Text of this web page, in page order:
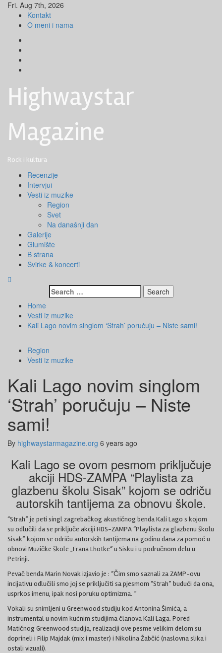
Skip
content
Fri. Aug 7th, 2026
Kontakt
O meni i nama
Highwaystar
Magazine
Rock i kultura
Primary
Menu
Recenzije
Intervjui
Vesti iz muzike
Region
Svet
Na današnji dan
Galerije
Glumište
B strana
Svirke & koncerti
Search
for:
Home
Vesti iz muzike
Kali Lago novim singlom ‘Strah’ poručuju – Niste sami!
Region
Vesti iz muzike
Kali Lago novim singlom
‘Strah’ poručuju – Niste
sami!
By highwaystarmagazine.org 6 years ago
Kali Lago se ovom pesmom priključuje
akciji HDS-ZAMPA “Playlista za
glazbenu školu Sisak” kojom se odriču
autorskih tantijema za obnovu škole.
“Strah” je peti singl zagrebačkog akustičnog benda Kali Lago s kojom
su odlučili da se priključe akciji HDS-ZAMPA “Playlista za glazbenu školu
Sisak” kojom se odriču autorskih tantijema na godinu dana za pomoć u
obnovi Muzičke škole „Frana Lhotke“ u Sisku i u područnom delu u
Petrinji.
Pevač benda Marin Novak izjavio je : “Čim smo saznali za ZAMP-ovu
incijativu odlučili smo joj se priključiti sa pjesmom “Strah” budući da ona,
usprkos imenu, ipak nosi poruku optimizma. ”
Vokali su snimljeni u Greenwood studiju kod Antonina Šimića, a
instrumental u novim kućnim studijima članova Kali Laga. Pored
Matičnog Greenwood studija, realizaciji ove pesme velikim delom su
doprineli i Filip Majdak (mix i master) i Nikolina Žabčić (naslovna slika i
ostali vizuali).